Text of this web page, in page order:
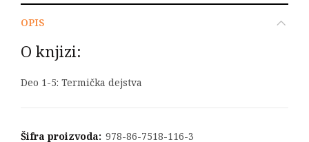
OPIS
O knjizi:
Deo 1-5: Termička dejstva
Šifra proizvoda: 978-86-7518-116-3